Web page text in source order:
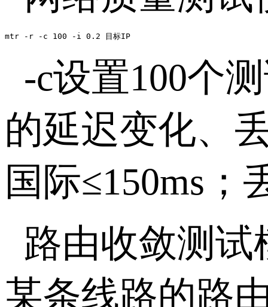
mtr -r -c 100 -i 0.2 目标IP
-c设置100个
的延迟变化、
国际≤150ms ；
路由收敛测
某条线路的路